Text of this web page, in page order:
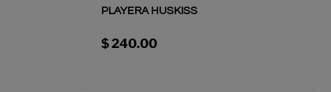
PLAYERA HUSKISS
$ 240.00